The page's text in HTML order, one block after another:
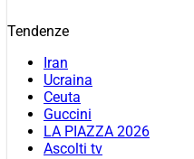
Tendenze
Iran
Ucraina
Ceuta
Guccini
LA PIAZZA 2026
Ascolti tv